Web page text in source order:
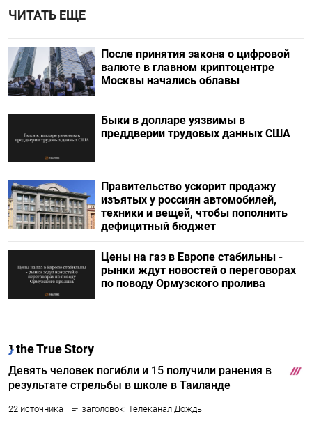
ЧИТАТЬ ЕЩЕ
После принятия закона о цифровой
валюте в главном криптоцентре
Москвы начались облавы
Быки в долларе уязвимы в
преддверии трудовых данных США
Правительство ускорит продажу
изъятых у россиян автомобилей,
техники и вещей, чтобы пополнить
дефицитный бюджет
Цены на газ в Европе стабильны -
рынки ждут новостей о переговорах
по поводу Ормузского пролива